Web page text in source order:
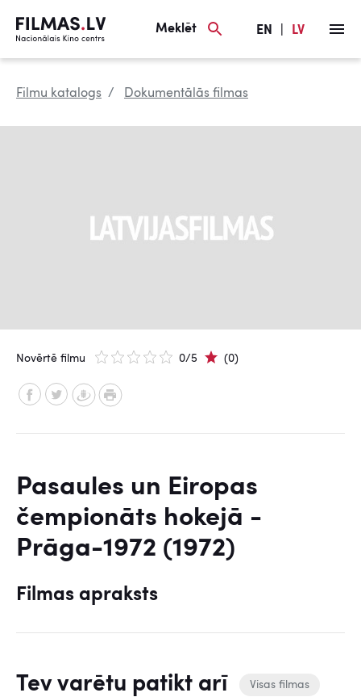
Meklēt EN LV
Filmu katalogs Dokumentālās filmas
Novērtē filmu 0/5 (0)
Pasaules un Eiropas
čempionāts hokejā -
Prāga-1972 (1972)
Filmas apraksts
Tev varētu patikt arī Visas filmas